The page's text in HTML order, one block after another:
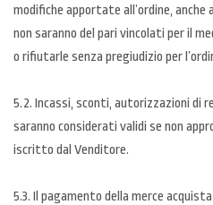
modifiche apportate all’ordine,
non saranno del pari vincolati per il
o rifiutarle senza pregiudizio per
5.2. Incassi, sconti, autorizzazioni
saranno considerati validi se non
iscritto dal Venditore.
5.3. Il pagamento della merce